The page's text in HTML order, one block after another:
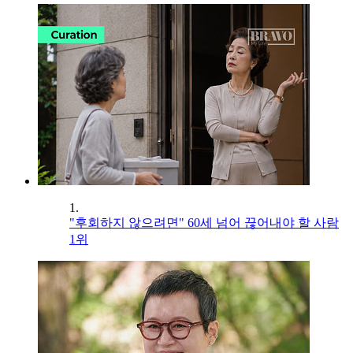
1.
"후회하지 않으려면" 60세 넘어 끊어내야 할 사람
1위